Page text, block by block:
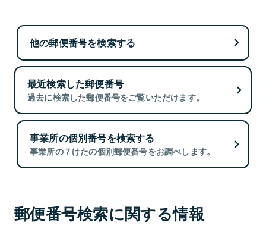
他の郵便番号を検索する
最近検索した郵便番号
過去に検索した郵便番号をご覧いただけます。
事業所の個別番号を検索する
事業所の７けたの個別郵便番号をお調べします。
郵便番号検索に関する情報